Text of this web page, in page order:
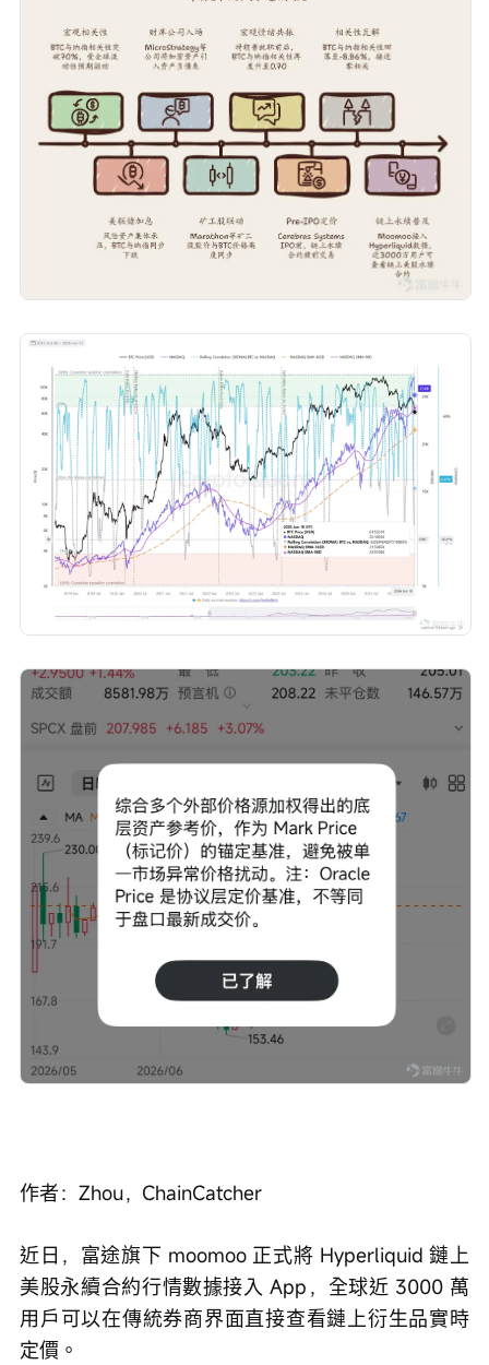
作者：Zhou，ChainCatcher
近日，富途旗下 moomoo 正式將 Hyperliquid 鏈上
美股永續合約行情數據接入 App，全球近 3000 萬
用戶可以在傳統券商界面直接查看鏈上衍生品實時
定價。